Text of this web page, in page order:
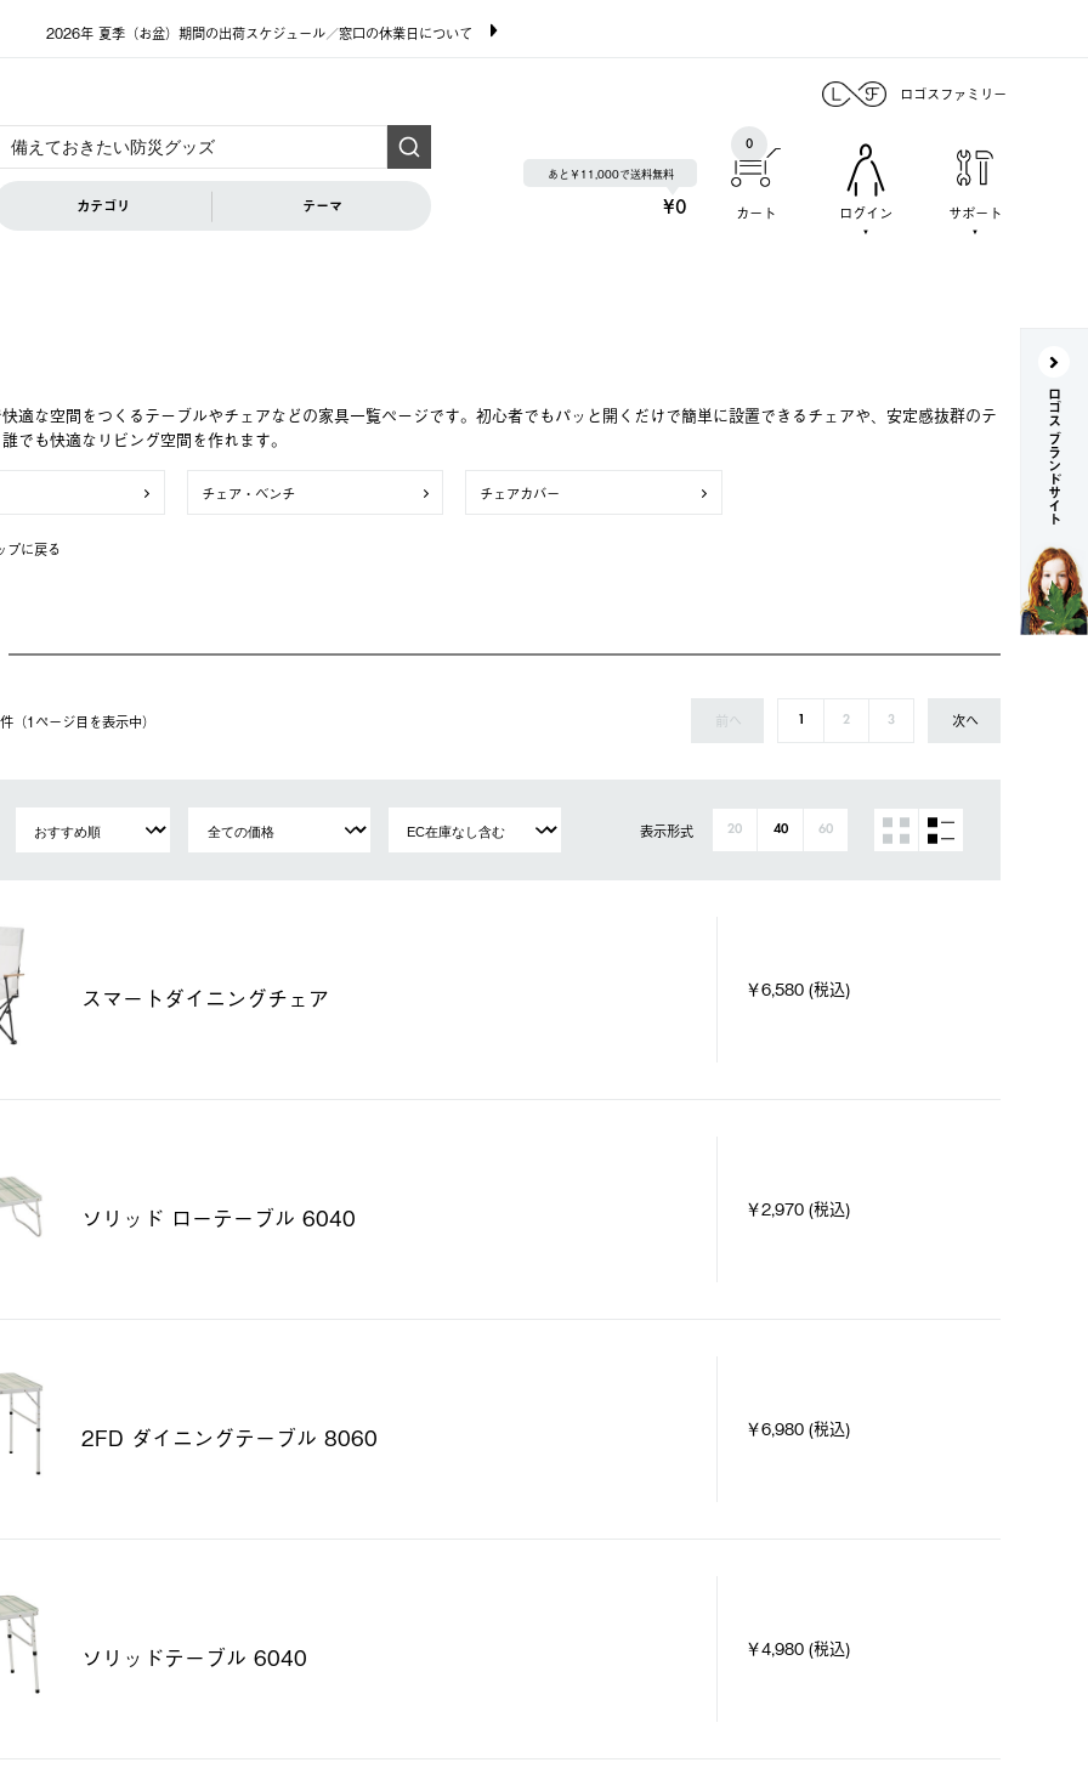
2026年 夏季（お盆）期間の出荷スケジュール／窓口の休業日について
ロゴスファミリー
カテゴリ テーマ
あと￥11,000で送料無料
¥0 カート
0
ログイン サポート
適な空間をつくるテーブルやチェアなどの家具一覧ページです。初心者でもパッと開くだけで簡単に設置できるチェアや、安定感抜群のテ
でも快適なリビング空間を作れます。
チェア・ベンチ チェアカバー
プに戻る
（1ページ⽬を表⽰中） 前へ 1 2 3 次へ
表示形式 20 40 60
スマートダイニングチェア ￥6,580 (税込)
ソリッド ローテーブル 6040 ￥2,970 (税込)
2FD ダイニングテーブル 8060 ￥6,980 (税込)
ソリッドテーブル 6040 ￥4,980 (税込)
ロゴス ブランドサイト